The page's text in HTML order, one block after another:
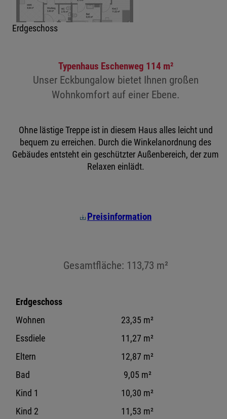
Erdgeschoss
Typenhaus Eschenweg 114 m²
Unser Eckbungalow bietet Ihnen großen
Wohnkomfort auf einer Ebene.
Ohne lästige Treppe ist in diesem Haus alles leicht und
bequem zu erreichen. Durch die Winkelanordnung des
Gebäudes entsteht ein geschützter Außenbereich, der zum
Relaxen einlädt.
Preisinformation
Gesamtfläche: 113,73 m²
Erdgeschoss
Wohnen
23,35 m²
Essdiele
11,27 m²
Eltern
12,87 m²
Bad
9,05 m²
Kind 1
10,30 m²
Kind 2
11,53 m²